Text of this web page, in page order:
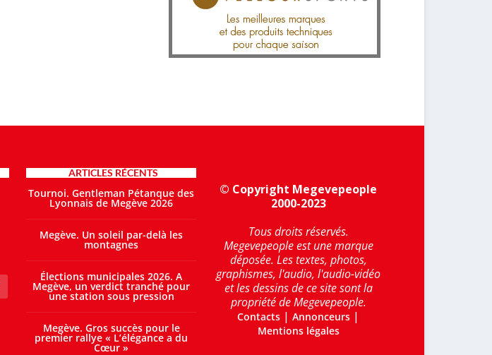
ARTICLES RÉCENTS
Tournoi. Gentleman Pétanque des
Lyonnais de Megève 2026
Megève. Un soleil par-delà les
montagnes
Élections municipales 2026. A
Megève, un verdict tranché pour
une station sous pression
Megève. Gros succès pour le
premier rallye « L’élégance a du
Cœur »
© Copyright Megevepeople
2000-2023
Tous droits réservés.
Megevepeople est une marque
déposée. Les textes, photos,
graphismes, l'audio, l'audio-vidéo
et les dessins de ce site sont la
propriété de Megevepeople.
Contacts |Annonceurs |
Mentions légales